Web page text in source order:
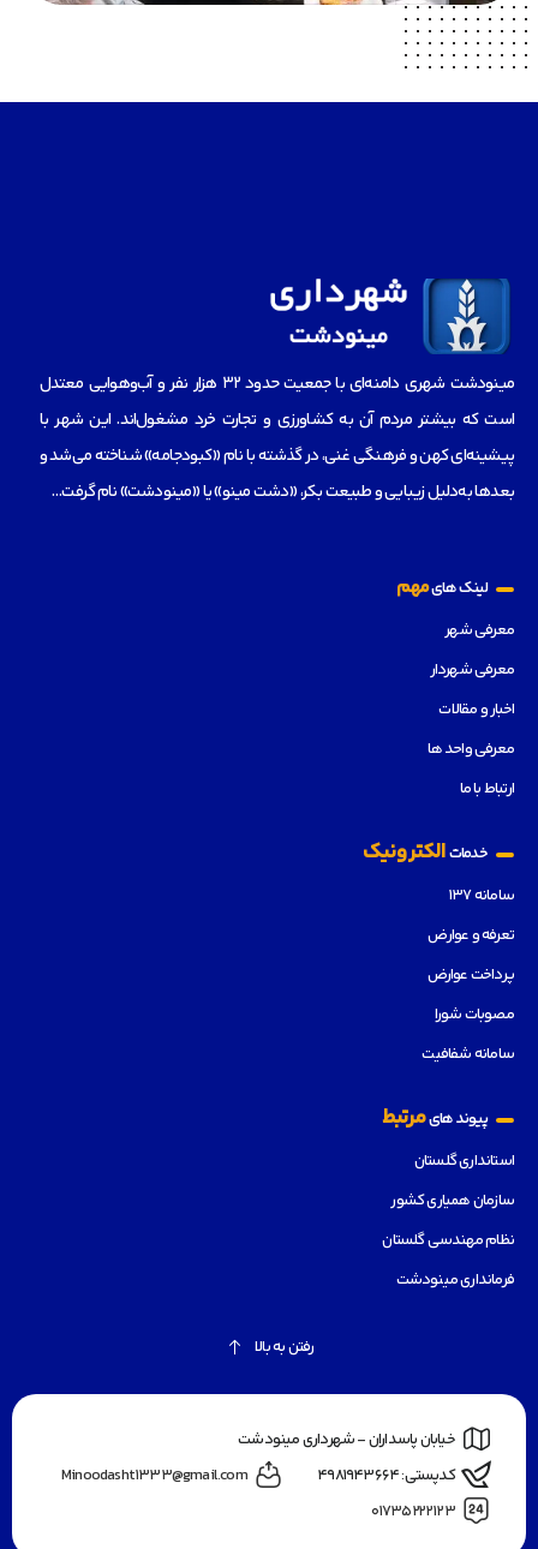
مینودشت شهری دامنه‌ای با جمعیت حدود ۳۲ هزار نفر و آب‌و‌هوایی معتدل
است که بیشتر مردم آن به کشاورزی و تجارت خرد مشغول‌اند. این شهر با
پیشینه‌ای کهن و فرهنگی غنی، در گذشته با نام «کبودجامه» شناخته می‌شد و
بعدها به‌دلیل زیبایی و طبیعت بکر، «دشت مینو» یا «مینودشت» نام گرفت…
لینک هایمهم
معرفی شهر
معرفی شهردار
اخبار و مقالات
معرفی واحد ها
ارتباط با ما
خدماتالکترونیک
سامانه ۱۳۷
تعرفه و عوارض
پرداخت عوارض
مصوبات شورا
سامانه شفافیت
پیوند هایمرتبط
استانداری گلستان
سازمان همیاری کشور
نظام مهندسی گلستان
فرمانداری مینودشت
رفتن به بالا
خیابان پاسداران - شهرداری مینودشت
کدپستی: ۴۹۸۱۹۴۳۶۶۴
Minoodasht1333@gmail.com
۰۱۷۳۵۲۲۲۱۲۳